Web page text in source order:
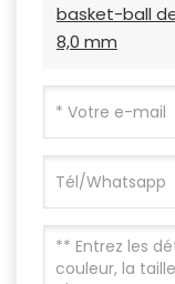
basket-ball
8,0 mm